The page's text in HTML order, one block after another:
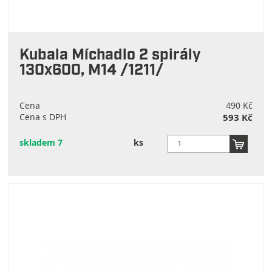
Kubala Míchadlo 2 spirály
130x600, M14 /1211/
Cena
490 Kč
Cena s DPH
593 Kč
skladem 7 ks